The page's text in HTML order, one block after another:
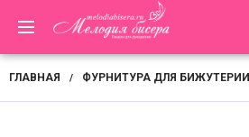
ГЛАВНАЯ / ФУРНИТУРА ДЛЯ БИЖУТЕРИИ